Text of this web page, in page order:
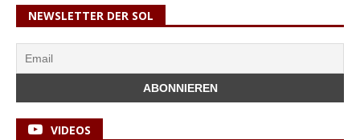
NEWSLETTER DER SOL
VIDEOS